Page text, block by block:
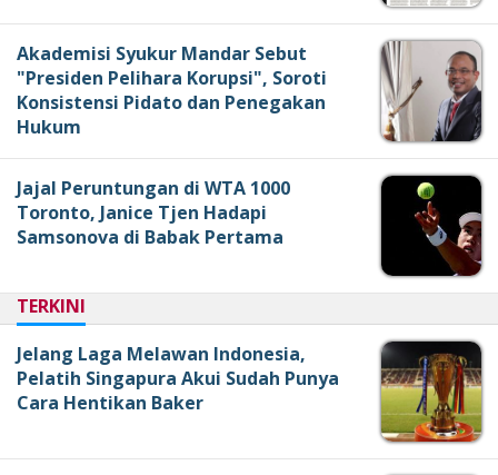
Akademisi Syukur Mandar Sebut
"Presiden Pelihara Korupsi", Soroti
Konsistensi Pidato dan Penegakan
Hukum
Jajal Peruntungan di WTA 1000
Toronto, Janice Tjen Hadapi
Samsonova di Babak Pertama
TERKINI
Jelang Laga Melawan Indonesia,
Pelatih Singapura Akui Sudah Punya
Cara Hentikan Baker